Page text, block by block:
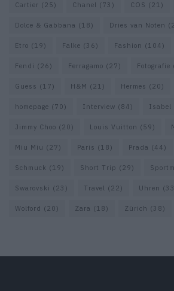
Cartier (25) Chanel (73) COS (21)
Dolce & Gabbana (18) Dries van Noten
Etro (19) Falke (36) Fashion (104)
Fendi (26) Ferragamo (27) Fotografie
Guess (17) H&M (21) Hermes (20)
homepage (70) Interview (84) Isabel
Jimmy Choo (20) Louis Vuitton (59)
Miu Miu (27) Paris (18) Prada (44)
Schmuck (19) Short Trip (29)
Swarovski (23) Travel (22) Uhren
Wolford (20) Zara (18) Zürich (38)